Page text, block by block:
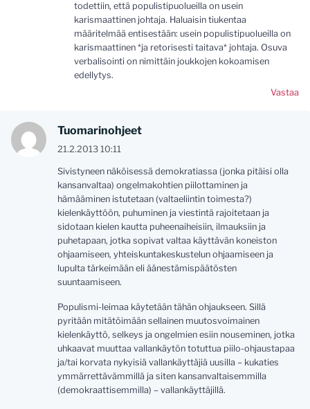
todettiin, että populistipuolueilla on usein
karismaattinen johtaja. Haluaisin tiukentaa
määritelmää entisestään: usein populistipuolueilla on
karismaattinen *ja retorisesti taitava* johtaja. Osuva
verbalisointi on nimittäin joukkojen kokoamisen
edellytys.
Vastaa
Tuomarinohjeet
21.2.2013 10:11
Sivistyneen näköisessä demokratiassa (jonka pitäisi olla
kansanvaltaa) ongelmakohtien piilottaminen ja
hämääminen istutetaan (valtaeliintin toimesta?)
kielenkäyttöön, puhuminen ja viestintä rajoitetaan ja
sidotaan kielen kautta puheenaiheisiin, ilmauksiin ja
puhetapaan, jotka sopivat valtaa käyttävän koneiston
ohjaamiseen, yhteiskuntakeskustelun ohjaamiseen ja
lupulta tärkeimään eli äänestämispäätösten
suuntaamiseen.
Populismi-leimaa käytetään tähän ohjaukseen. Sillä
pyritään mitätöimään sellainen muutosvoimainen
kielenkäyttö, selkeys ja ongelmien esiin nouseminen, jotka
uhkaavat muuttaa vallankäytön totuttua piilo-ohjaustapaa
ja/tai korvata nykyisiä vallankäyttäjiä uusilla – kukaties
ymmärrettävämmillä ja siten kansanvaltaisemmilla
(demokraattisemmilla) – vallankäyttäjillä.